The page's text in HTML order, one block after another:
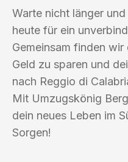
Warte nicht länger
heute für ein
Gemeinsam finden
Geld zu sparen und
nach Reggio di
Mit Umzugskönig
dein neues Leben im
Sorgen!